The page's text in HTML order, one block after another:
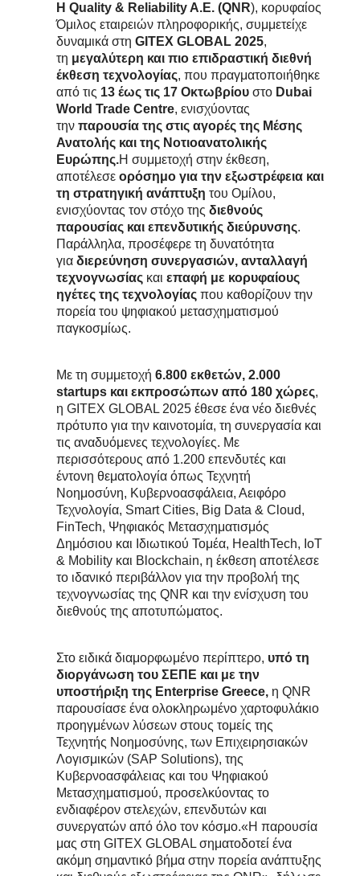
Η Quality & Reliability A.E. (QNR), κορυφαίος
Όμιλος εταιρειών πληροφορικής, συμμετείχε
δυναμικά στη GITEX GLOBAL 2025,
τη μεγαλύτερη και πιο επιδραστική διεθνή
έκθεση τεχνολογίας, που πραγματοποιήθηκε
από τις 13 έως τις 17 Οκτωβρίου στο Dubai
World Trade Centre, ενισχύοντας
την παρουσία της στις αγορές της Μέσης
Ανατολής και της Νοτιοανατολικής
Ευρώπης.Η συμμετοχή στην έκθεση,
αποτέλεσε ορόσημο για την εξωστρέφεια και
τη στρατηγική ανάπτυξη του Ομίλου,
ενισχύοντας τον στόχο της διεθνούς
παρουσίας και επενδυτικής διεύρυνσης.
Παράλληλα, προσέφερε τη δυνατότητα
για διερεύνηση συνεργασιών, ανταλλαγή
τεχνογνωσίας και επαφή με κορυφαίους
ηγέτες της τεχνολογίας που καθορίζουν την
πορεία του ψηφιακού μετασχηματισμού
παγκοσμίως.
Με τη συμμετοχή 6.800 εκθετών, 2.000
startups και εκπροσώπων από 180 χώρες,
η GITEX GLOBAL 2025 έθεσε ένα νέο διεθνές
πρότυπο για την καινοτομία, τη συνεργασία και
τις αναδυόμενες τεχνολογίες. Με
περισσότερους από 1.200 επενδυτές και
έντονη θεματολογία όπως Τεχνητή
Νοημοσύνη, Κυβερνοασφάλεια, Αειφόρο
Τεχνολογία, Smart Cities, Big Data & Cloud,
FinTech, Ψηφιακός Μετασχηματισμός
Δημόσιου και Ιδιωτικού Τομέα, HealthTech, IoT
& Mobility και Blockchain, η έκθεση αποτέλεσε
το ιδανικό περιβάλλον για την προβολή της
τεχνογνωσίας της QNR και την ενίσχυση του
διεθνούς της αποτυπώματος.
Στο ειδικά διαμορφωμένο περίπτερο, υπό τη
διοργάνωση του ΣΕΠΕ και με την
υποστήριξη της Enterprise Greece, η QNR
παρουσίασε ένα ολοκληρωμένο χαρτοφυλάκιο
προηγμένων λύσεων στους τομείς της
Τεχνητής Νοημοσύνης, των Επιχειρησιακών
Λογισμικών (SAP Solutions), της
Κυβερνοασφάλειας και του Ψηφιακού
Μετασχηματισμού, προσελκύοντας το
ενδιαφέρον στελεχών, επενδυτών και
συνεργατών από όλο τον κόσμο.«Η παρουσία
μας στη GITEX GLOBAL σηματοδοτεί ένα
ακόμη σημαντικό βήμα στην πορεία ανάπτυξης